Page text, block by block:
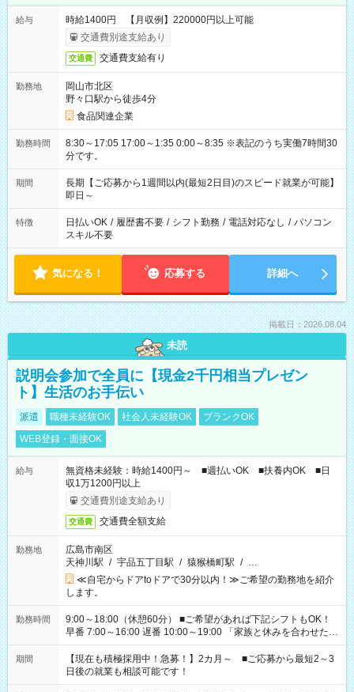
給与
時給1400円 【月収例】220000円以上可能
交通費別途支給あり
交通費 交通費支給有り
勤務地
岡山市北区
野々口駅から徒歩4分
食品関連企業
勤務時間
8:30～17:05 17:00～1:35 0:00～8:35 ※表記のうち実働7時間30
分です。
期間
長期【ご応募から1週間以内(最短2日目)のスピード就業が可能】
即日～
特徴 日払いOK / 履歴書不要 / シフト勤務 / 電話対応なし / パソコン
スキル不要
気になる！ 応募する 詳細へ
掲載日：2026.08.04
未読
説明会参加で全員に【現金2千円相当プレゼン
ト】生活のお手伝い
派遣 職種未経験OK 社会人未経験OK
ブランクOK
WEB登録・面接OK
給与
無資格未経験：時給1400円～ ■週払いOK ■扶養内OK ■日
収1万1200円以上
交通費別途支給あり
交通費 交通費全額支給
勤務地
広島市南区
天神川駅 / 宇品五丁目駅 / 猿猴橋町駅 / …
≪自宅からドアtoドアで30分以内！≫ご希望の勤務地を紹介
します。
勤務時間
9:00～18:00（休憩60分） ■ご希望があれば下記シフトもOK！
早番 7:00～16:00 遅番 10:00～19:00 「家族と休みを合わせた
い」 「余裕を持って夕飯の準備がしたい」 「できれば残業はし
たくない」 など、ご希望を教えてくださいね。 ※Wワーク希望
の方へ 今ご覧のお仕事で希望する勤務時間と、もう1つのお仕事
の勤務時間。 合計で週40時間を超える場合は応募できません。
期間
【現在も積極採用中！急募！】2カ月～ ■ご応募から最短2～3
日後の就業も相談可能です！